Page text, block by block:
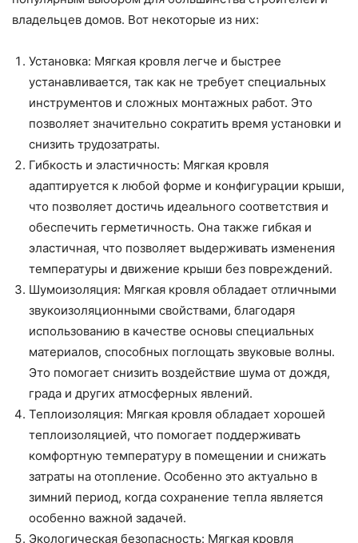
владельцев домов. Вот некоторые из них:
Установка: Мягкая кровля легче и быстрее
устанавливается, так как не требует специальных
инструментов и сложных монтажных работ. Это
позволяет значительно сократить время установки и
снизить трудозатраты.
Гибкость и эластичность: Мягкая кровля
адаптируется к любой форме и конфигурации крыши,
что позволяет достичь идеального соответствия и
обеспечить герметичность. Она также гибкая и
эластичная, что позволяет выдерживать изменения
температуры и движение крыши без повреждений.
Шумоизоляция: Мягкая кровля обладает отличными
звукоизоляционными свойствами, благодаря
использованию в качестве основы специальных
материалов, способных поглощать звуковые волны.
Это помогает снизить воздействие шума от дождя,
града и других атмосферных явлений.
Теплоизоляция: Мягкая кровля обладает хорошей
теплоизоляцией, что помогает поддерживать
комфортную температуру в помещении и снижать
затраты на отопление. Особенно это актуально в
зимний период, когда сохранение тепла является
особенно важной задачей.
Экологическая безопасность: Мягкая кровля